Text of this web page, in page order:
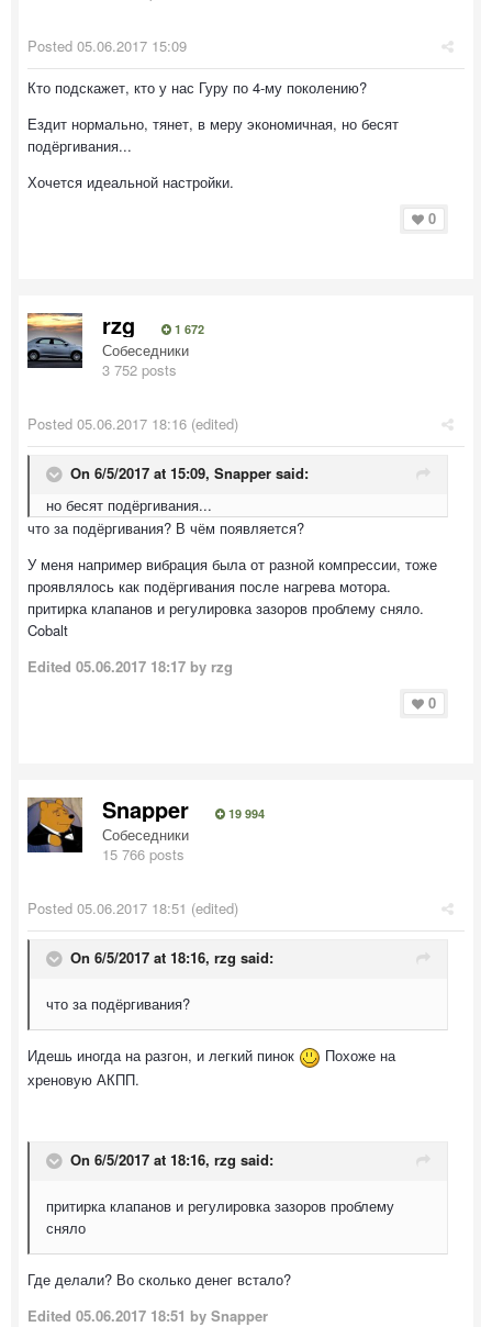
Posted 05.06.2017 15:09
Кто подскажет, кто у нас Гуру по 4-му поколению?
Ездит нормально, тянет, в меру экономичная, но бесят
подёргивания...
Хочется идеальной настройки.
0
rzg 1 672
Собеседники
3 752 posts
Posted 05.06.2017 18:16 (edited)
On 6/5/2017 at 15:09, Snapper said:
но бесят подёргивания...
что за подёргивания? В чём появляется?
У меня например вибрация была от разной компрессии, тоже
проявлялось как подёргивания после нагрева мотора.
притирка клапанов и регулировка зазоров проблему сняло.
Cobalt
Edited 05.06.2017 18:17 by rzg
0
Snapper 19 994
Собеседники
15 766 posts
Posted 05.06.2017 18:51 (edited)
On 6/5/2017 at 18:16, rzg said:
что за подёргивания?
Идешь иногда на разгон, и легкий пинок
Похоже на
хреновую АКПП.
On 6/5/2017 at 18:16, rzg said:
притирка клапанов и регулировка зазоров проблему
сняло
Где делали? Во сколько денег встало?
Edited 05.06.2017 18:51 by Snapper